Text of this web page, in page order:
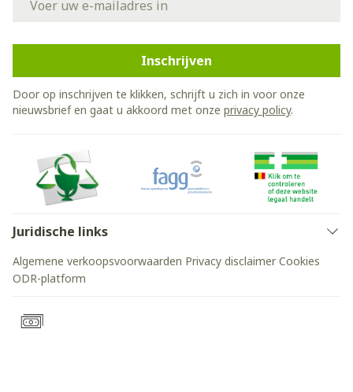
Inschrijven
Door op inschrijven te klikken, schrijft u zich in voor onze
nieuwsbrief en gaat u akkoord met onze privacy policy.
Juridische links
Algemene verkoopsvoorwaarden Privacy disclaimer Cookies
ODR-platform